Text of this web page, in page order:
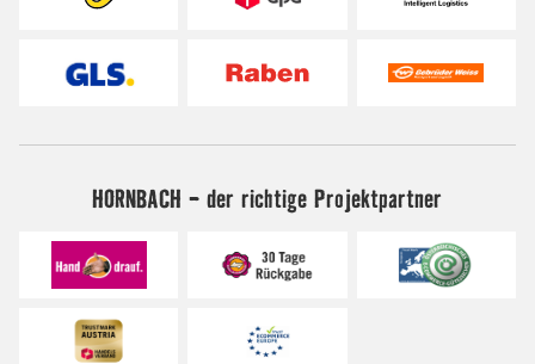
HORNBACH - der richtige Projektpartner